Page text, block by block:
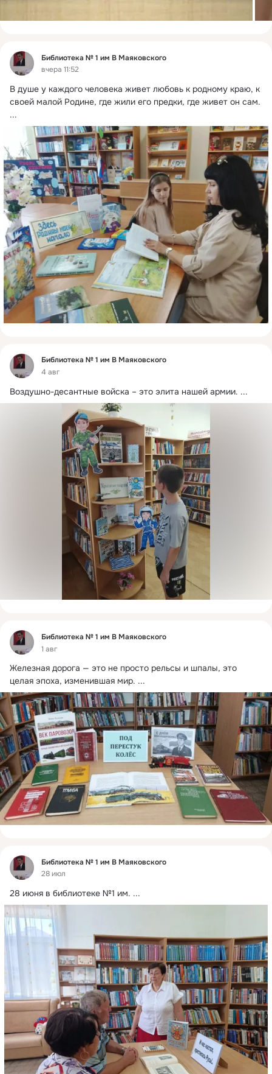
Фид
Библиотека № 1 им В Маяковского
вчера 11:52
В душе у каждого человека живет любовь к родному краю, к
своей малой Родине, где жили его предки, где живет он сам.
...
Фид
Библиотека № 1 им В Маяковского
4 авг
Воздушно-десантные войска – это элита нашей армии. ...
Фид
Библиотека № 1 им В Маяковского
1 авг
Железная дорога — это не просто рельсы и шпалы, это
целая эпоха, изменившая мир. ...
Фид
Библиотека № 1 им В Маяковского
28 июл
28 июня в библиотеке №1 им. ...